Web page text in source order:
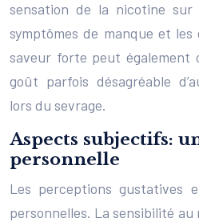
sensation de la nicotine
symptômes de manque et
saveur forte peut également
goût parfois désagréable
lors du sevrage.
Aspects subjectifs:
personnelle
Les perceptions gustatives
personnelles. La sensibilité